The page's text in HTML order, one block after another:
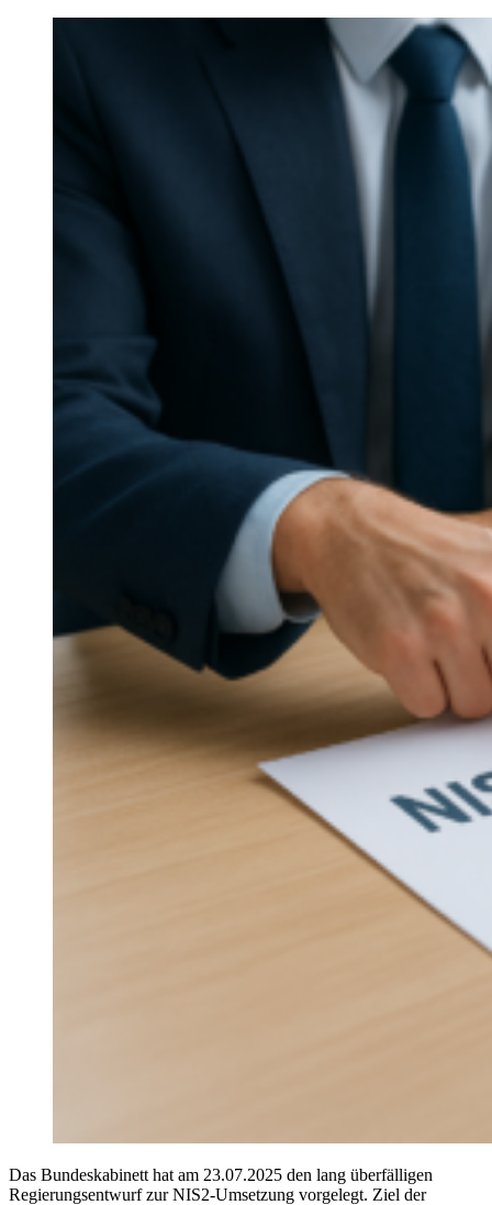
Das Bundeskabinett hat am 23.07.2025 den lang überfälligen
Regierungsentwurf zur NIS2-Umsetzung vorgelegt. Ziel der